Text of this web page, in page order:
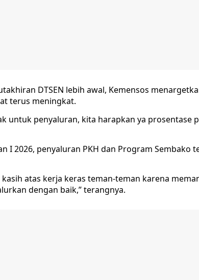
DTSEN lebih awal, Kemensos
terus meningkat.
untuk penyaluran, kita harapkan ya prosentase
I 2026, penyaluran PKH dan Program Sembako
atas kerja keras teman-teman karena
dengan baik,” terangnya.